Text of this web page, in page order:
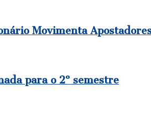
Movimenta
para o 2º semestre